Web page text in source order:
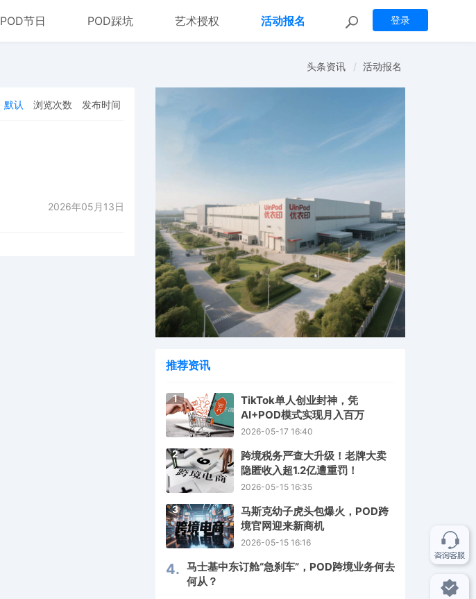
登录
POD节日 POD踩坑 艺术授权 活动报名
头条资讯 活动报名
默认 浏览次数 发布时间
2026年05月13日
推荐资讯
1
TikTok单人创业封神，凭
AI+POD模式实现月入百万
2026-05-17 16:40
2
跨境税务严查大升级！老牌大卖
隐匿收入超1.2亿遭重罚！
2026-05-15 16:35
3
马斯克幼子虎头包爆火，POD跨
境官网迎来新商机
2026-05-15 16:16
4. 马士基中东订舱“急刹车”，POD跨境业务何去
何从？